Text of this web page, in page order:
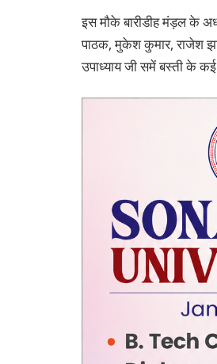
इस मौके बारीडीह मंड़ल के
पाठक, मुकेश कुमार, राजेश
उपाध्याय जी समें बस्ती के